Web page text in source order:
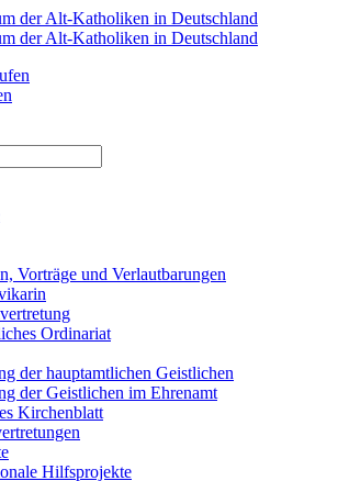
Vorträge und Verlautbarungen
Ordinariat
der hauptamtlichen Geistlichen
der Geistlichen im Ehrenamt
Kirchenblatt
Hilfsprojekte